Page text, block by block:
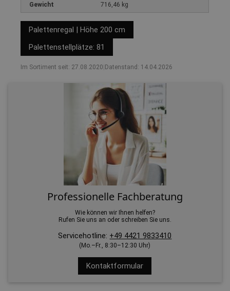
Gewicht 716,46 kg
Palettenregal | Höhe 200 cm
Palettenstellplätze: 81
Im Sortiment seit: 27.08.2020 Datenstand: 14.04.2026
Professionelle Fachberatung
Wie können wir Ihnen helfen?
Rufen Sie uns an oder schreiben Sie uns.
Servicehotline: +49 4421 9833410
(Mo.–Fr., 8:30–12:30 Uhr)
Kontaktformular